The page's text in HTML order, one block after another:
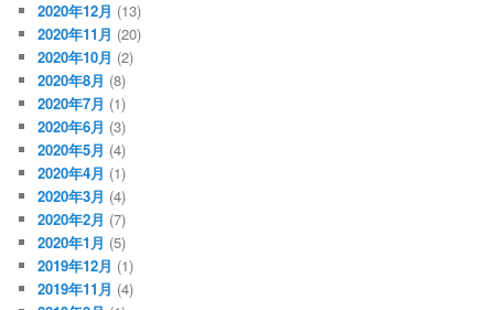
2020年12月 (13)
2020年11月 (20)
2020年10月 (2)
2020年8月 (8)
2020年7月 (1)
2020年6月 (3)
2020年5月 (4)
2020年4月 (1)
2020年3月 (4)
2020年2月 (7)
2020年1月 (5)
2019年12月 (1)
2019年11月 (4)